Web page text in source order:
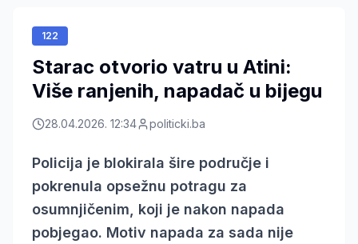
122
Starac otvorio vatru u Atini:
Više ranjenih, napadač u bijegu
28.04.2026. 12:34 politicki.ba
Policija je blokirala šire područje i
pokrenula opsežnu potragu za
osumnjičenim, koji je nakon napada
pobjegao. Motiv napada za sada nije